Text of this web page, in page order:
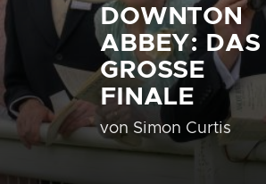
DOWNTON
ABBEY: DAS
GROSSE F
INALE
von Simon Curtis